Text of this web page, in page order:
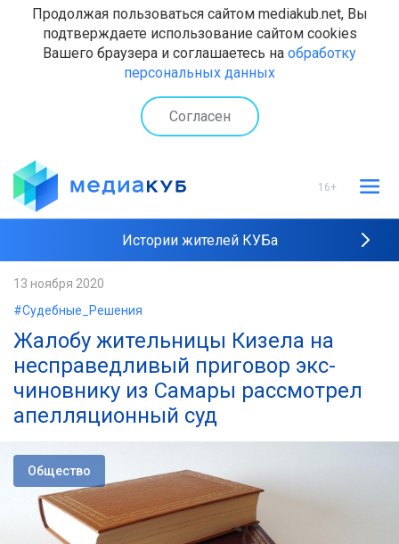
Продолжая пользоваться сайтом mediakub.net, Вы
подтверждаете использование сайтом cookies
Вашего браузера и соглашаетесь на обработку
персональных данных
Согласен
16+
Истории жителей КУБа
13 ноября 2020
#Судебные_Решения
Жалобу жительницы Кизела на
несправедливый приговор экс-
чиновнику из Самары рассмотрел
апелляционный суд
Общество